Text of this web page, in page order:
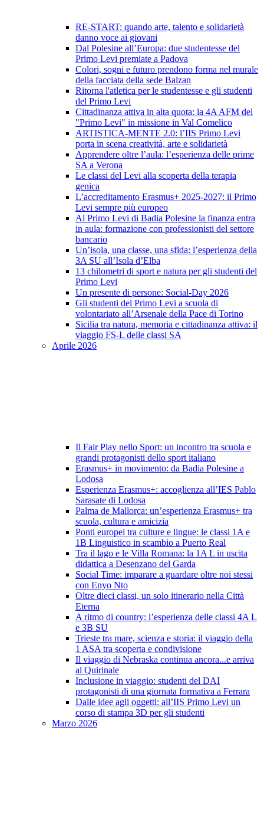
RE-START: quando arte, talento e solidarietà
danno voce ai giovani
Dal Polesine all’Europa: due studentesse del
Primo Levi premiate a Padova
Colori, sogni e futuro prendono forma nel murale
della facciata della sede Balzan
Ritorna l'atletica per le studentesse e gli studenti
del Primo Levi
Cittadinanza attiva in alta quota: la 4A AFM del
"Primo Levi" in missione in Val Comelico
ARTISTICA-MENTE 2.0: l’IIS Primo Levi
porta in scena creatività, arte e solidarietà
Apprendere oltre l’aula: l’esperienza delle prime
SA a Verona
Le classi del Levi alla scoperta della terapia
genica
L’accreditamento Erasmus+ 2025-2027: il Primo
Levi sempre più europeo
Al Primo Levi di Badia Polesine la finanza entra
in aula: formazione con professionisti del settore
bancario
Un’isola, una classe, una sfida: l’esperienza della
3A SU all’Isola d’Elba
13 chilometri di sport e natura per gli studenti del
Primo Levi
Un presente di persone: Social-Day 2026
Gli studenti del Primo Levi a scuola di
volontariato all’Arsenale della Pace di Torino
Sicilia tra natura, memoria e cittadinanza attiva: il
viaggio FS-L delle classi SA
Aprile 2026
Il Fair Play nello Sport: un incontro tra scuola e
grandi protagonisti dello sport italiano
Erasmus+ in movimento: da Badia Polesine a
Lodosa
Esperienza Erasmus+: accoglienza all’IES Pablo
Sarasate di Lodosa
Palma de Mallorca: un’esperienza Erasmus+ tra
scuola, cultura e amicizia
Ponti europei tra culture e lingue: le classi 1A e
1B Linguistico in scambio a Puerto Real
Tra il lago e le Villa Romana: la 1A L in uscita
didattica a Desenzano del Garda
Social Time: imparare a guardare oltre noi stessi
con Enyo Nto
Oltre dieci classi, un solo itinerario nella Città
Eterna
A ritmo di country: l’esperienza delle classi 4A L
e 3B SU
Trieste tra mare, scienza e storia: il viaggio della
1 ASA tra scoperta e condivisione
Il viaggio di Nebraska continua ancora...e arriva
al Quirinale
Inclusione in viaggio: studenti del DAI
protagonisti di una giornata formativa a Ferrara
Dalle idee agli oggetti: all’IIS Primo Levi un
corso di stampa 3D per gli studenti
Marzo 2026